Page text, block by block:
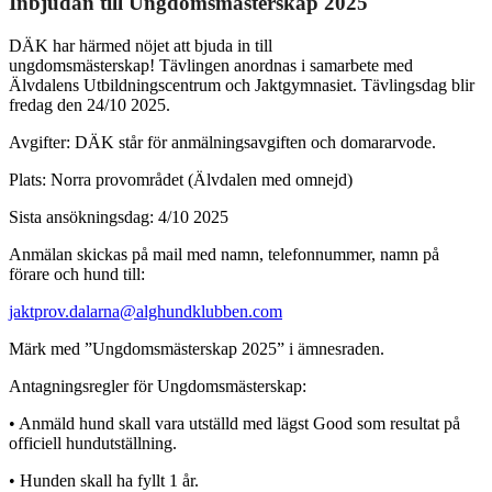
DÄK har härmed nöjet att bjuda in till
ungdomsmästerskap! Tävlingen anordnas i samarbete med
Älvdalens Utbildningscentrum och Jaktgymnasiet. Tävlingsdag blir
fredag den 24/10 2025.
Avgifter: DÄK står för anmälningsavgiften och domararvode.
Plats: Norra provområdet (Älvdalen med omnejd)
Sista ansökningsdag: 4/10 2025
Anmälan skickas på mail med namn, telefonnummer, namn på
förare och hund till:
jaktprov.dalarna@alghundklubben.com
Märk med ”Ungdomsmästerskap 2025” i ämnesraden.
Antagningsregler för Ungdomsmästerskap:
• Anmäld hund skall vara utställd med lägst Good som resultat på
officiell hundutställning.
• Hunden skall ha fyllt 1 år.